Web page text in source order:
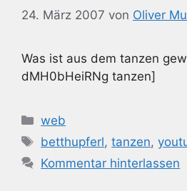
24. März 2007 von Oliver
Was ist aus dem tanzen
dMH0bHeiRNg tanzen]
Kategorien
web
Schlagwörter
betthupferl,tanzen,
Kommentar hinterlassen